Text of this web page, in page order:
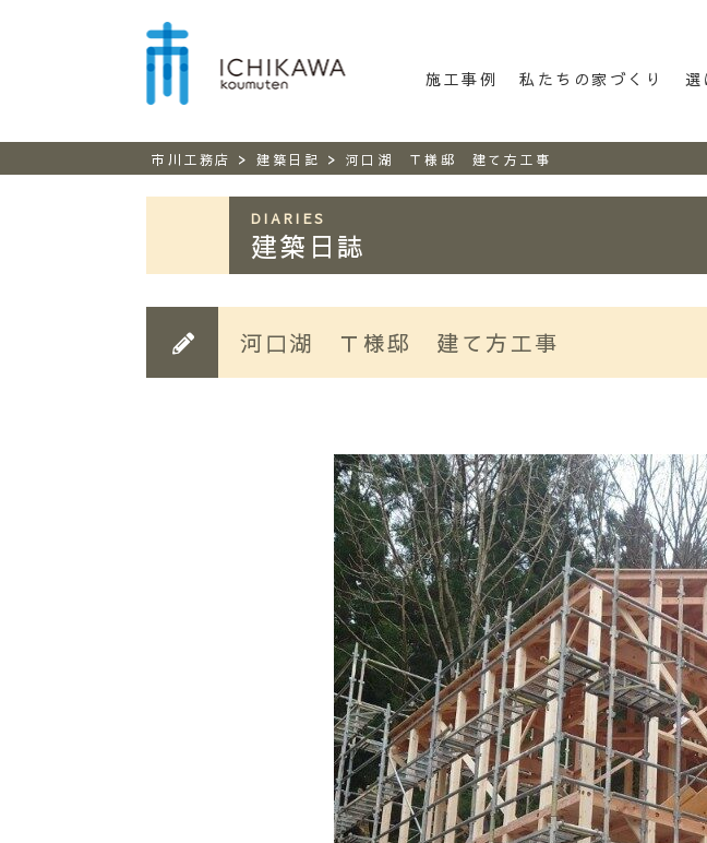
市川工務店 | らしさが
施工事例 私たちの家づくり 選
市川工務店 >建築日記 > 河口湖 Ｔ様邸 建て方工事
DIARIES
建築日誌
河口湖 Ｔ様邸 建て方工事